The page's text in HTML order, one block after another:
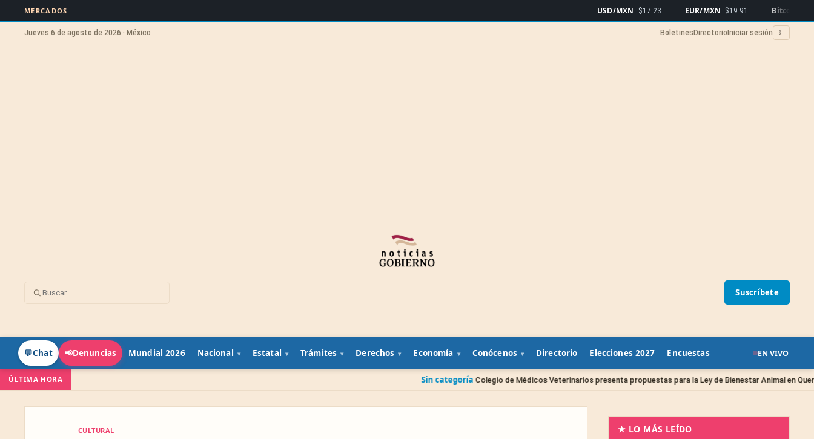
MERCADOS USD/MXN $17.23 EUR/MXN $19.91 Bitcoin $64,717
Jueves 6 de agosto de 2026 · México Boletines Directorio Iniciar sesión ☾
Suscríbete
💬Chat 📢Denuncias Mundial 2026 Nacional Estatal Trámites Derechos Economía Conócenos Directorio Elecciones 2027 Encuestas EN VIVO
ÚLTIMA HORA Colegio de Médicos Veterinarios presenta propuestas para la Ley de Bienestar Animal en Querétaro Sin
CULTURAL ★ LO MÁS LEÍDO